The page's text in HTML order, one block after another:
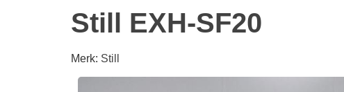
Still EXH-SF20
Merk: Still